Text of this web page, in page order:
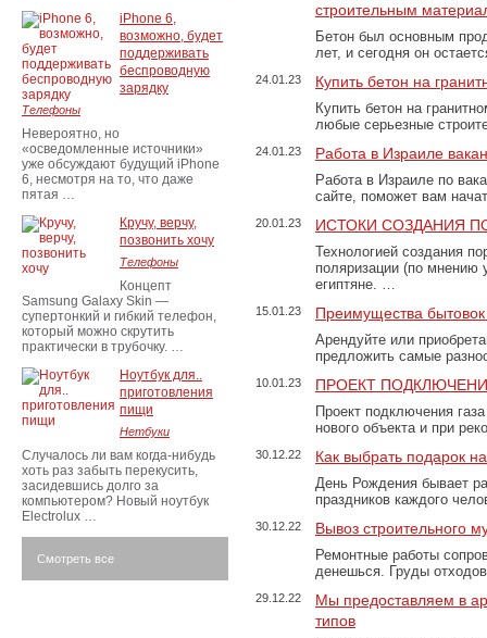
строительным
Бетон был основным
лет, и сегодня он
24.01.23 Купить бетон на
Купить бетон на
любые серьезные
24.01.23 Работа в Израиле
Работа в Израиле по
сайте, поможет вам
20.01.23 ИСТОКИ СОЗДАНИЯ
Технологией создания
поляризации (по
египтяне. …
15.01.23 Преимущества
Арендуйте или
предложить самые
10.01.23 ПРОЕКТ
Проект подключения
нового объекта и при
30.12.22 Как выбрать подарок
День Рождения бывает
праздников каждого
30.12.22 Вывоз строительного
Ремонтные работы
денешься. Груды
29.12.22
Мы предоставляем в
типов
iPhone 6,
возможно, будет
поддерживать
беспроводную
зарядку
Телефоны
Невероятно, но
«осведомленные источники»
уже обсуждают будущий iPhone
6, несмотря на то, что даже
пятая …
Кручу, верчу,
позвонить хочу
Телефоны
Концепт
Samsung Galaxy Skin —
супертонкий и гибкий телефон,
который можно скрутить
практически в трубочку. …
Ноутбук для..
приготовления
пищи
Нетбуки
Случалось ли вам когда-нибудь
хоть раз забыть перекусить,
засидевшись долго за
компьютером? Новый ноутбук
Electrolux …
Смотреть все